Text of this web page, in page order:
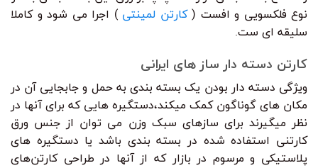
نوع فلکسویی و افست (کارتن لمینتی ) اجرا می شود و کاملا
سلیقه ای ست.
کارتن دسته دار ساز های ایرانی
ویژگی دسته دار بودن یک بسته بندی به حمل و جابجایی آن در
مکان های گوناگون کمک میکند،دستگیره هایی که برای آنها در
نظر میگیرند برای سازهای سبک وزن می توان از جنس ورق
کارتنی استفاده شده در بسته بندی باشد یا دستگیره های
پلاستیکی و مرسوم در بازار که از آنها در طراحی کارتن‌های